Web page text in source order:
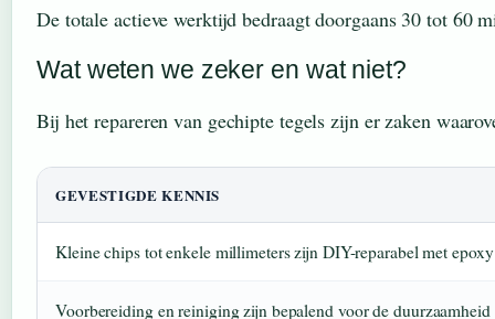
De totale actieve werktijd bedraagt doorgaans 30 tot 60
Wat weten we zeker en wat niet?
Bij het repareren van gechipte tegels zijn er zaken
GEVESTIGDE KENNIS
Kleine chips tot enkele millimeters zijn DIY-reparabel met
Voorbereiding en reiniging zijn bepalend voor de duurzaamheid